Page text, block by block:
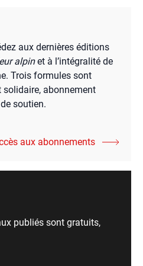
aux dernières éditions
alpinet à l’intégralité de
Trois formules sont
abonnement
soutien.
aux abonnements
publiés sont gratuits,